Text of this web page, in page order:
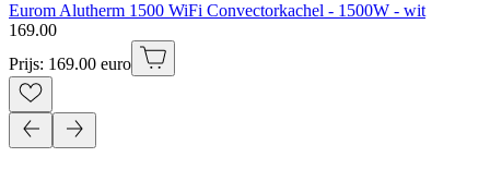
Eurom Alutherm 1500 WiFi Convectorkachel - 1500W - wit
169.00
Prijs: 169.00 euro